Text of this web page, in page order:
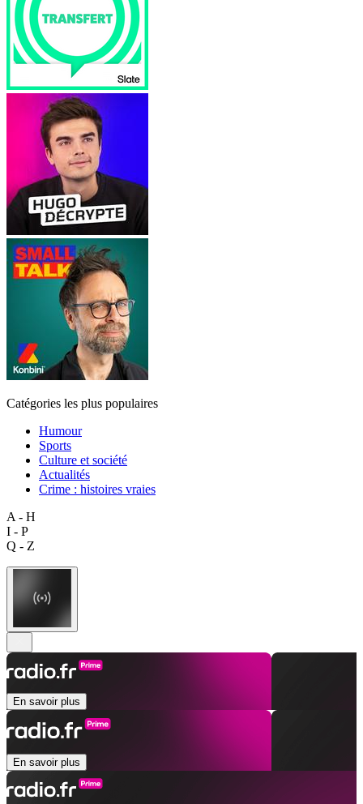
Catégories les plus populaires
Humour
Sports
Culture et société
Actualités
Crime : histoires vraies
A - H
I - P
Q - Z
En savoir plus
En savoir plus